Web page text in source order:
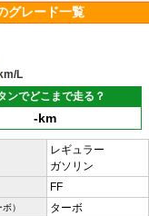
グレード一覧
L
ンでどこまで走る？
-km
レギュラー
ガソリン
FF
） ターボ